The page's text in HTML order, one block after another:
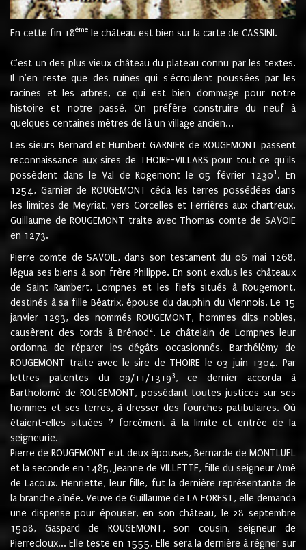
En cette fin 18ème le château est bien sur la carte de CASSINI.
C'est un des plus vieux château du plateau connu par les textes.
Il n'en reste que des ruines qui s'écroulent poussées par les
racines et les arbres, ce qui est bien dommage pour notre
histoire et notre passé. On préfère construire du neuf à
quelques centaines mètres de là un village ancien...
Les sieurs Bernard et Humbert GARNIER de ROUGEMONT passent
reconnaissance aux sires de THOIRE-VILLARS pour tout ce qu'ils
possèdent dans le Val de Rogemont le 05 février 12301 . En
1254, Garnier de ROUGEMONT céda les terres possédées dans
les limites de Meyriat, vers Corcelles et Ferrières aux chartreux.
Guillaume de ROUGEMONT traite avec Thomas comte de SAVOIE
en 1273.
Pierre comte de SAVOIE, dans son testament du 06 mai 1268,
légua ses biens à son frère Philippe. En sont exclus les châteaux
de Saint Rambert, Lompnes et les fiefs situés à Rougemont,
destinés à sa fille Béatrix, épouse du dauphin du Viennois. Le 15
janvier 1293, des nommés ROUGEMONT, hommes dits nobles,
causèrent des tords à Brénod 2. Le châtelain de Lompnes leur
ordonna de réparer les dégâts occasionnés. Barthélémy de
ROUGEMONT traite avec le sire de THOIRE le 03 juin 1304. Par
lettres patentes du 09/11/13193, ce dernier accorda à
Bartholomé de ROUGEMONT, possédant toutes justices sur ses
hommes et ses terres, à dresser des fourches patibulaires. Où
étaient-elles situées ? forcément à la limite et entrée de la
seigneurie.
Pierre de ROUGEMONT eut deux épouses, Bernarde de MONTLUEL
et la seconde en 1485, Jeanne de VILLETTE, fille du seigneur Amé
de Lacoux. Henriette, leur fille, fut la dernière représentante de
la branche aînée. Veuve de Guillaume de LA FOREST, elle demanda
une dispense pour épouser, en son château, le 28 septembre
1508, Gaspard de ROUGEMONT, son cousin, seigneur de
Pierrecloux... Elle teste en 1555. Elle sera la dernière à régner sur